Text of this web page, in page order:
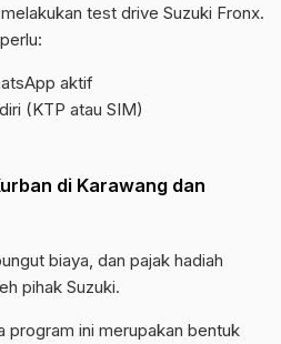
test drive Suzuki Fronx.
aktif
(KTP atau SIM)
di Karawang dan
biaya, dan pajak hadiah
pihak Suzuki.
program ini merupakan bentuk